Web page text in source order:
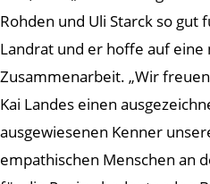
Rohden und Uli Starck so gut
Landrat und er hoffe auf eine
Zusammenarbeit. „Wir
Kai Landes einen
ausgewiesenen Kenner
empathischen Menschen an